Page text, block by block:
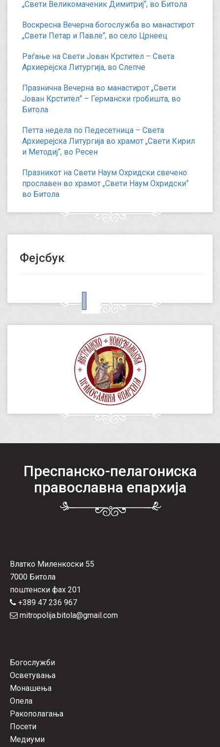
„Свети Великомаченик Димитриј“, во Битола
Воскресна Вечерна богослужба во манастирот
„Свети Петар и Павле“, во село Црнеец
Раѓање на Свети Јован Крстител – Света
Архиерејска Литургија, во Слепче
Празнична Вечерна во манастирот „Свети
Јован Крстител“ – Германски гробишта, во
Битола
Петта недела по Педесетница – Света
Архиерејска Литургија во храмот „Свети Кирил
и Методиј“, во Ресен
Празникот на Свети Наум Охридски свечено
прославен во храмот „Свети Наум Охридски“
во Битола
Фејсбук
Преспанско-пелагониска
православна епархија
Влатко Миленкоски 55
7000 Битола
поштенски фах 201
+389 47 236 967
mitropolija.bitola@gmail.com
Богослужби
Осветувања
Монашења
Опела
Ракополагања
Посети
Медиуми